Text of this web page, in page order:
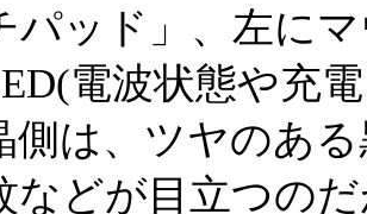
パッド」、左に
電波状態や充
側は、ツヤのあ
などが目立つの